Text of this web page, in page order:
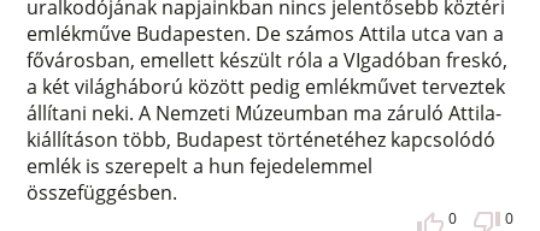
uralkodójának napjainkban nincs jelentősebb köztéri
emlékműve Budapesten. De számos Attila utca van a
fővárosban, emellett készült róla a VIgadóban freskó,
a két világháború között pedig emlékművet terveztek
állítani neki. A Nemzeti Múzeumban ma záruló Attila-
kiállításon több, Budapest történetéhez kapcsolódó
emlék is szerepelt a hun fejedelemmel
összefüggésben.
0 0